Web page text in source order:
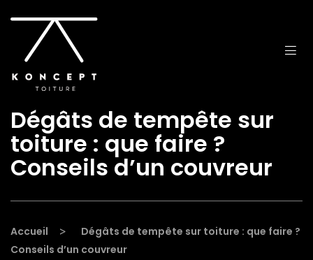
Dégâts de tempête sur
toiture : que faire ?
Conseils d’un couvreur
Accueil > >
Dégâts de tempête sur toiture : que faire ?
Conseils d’un couvreur